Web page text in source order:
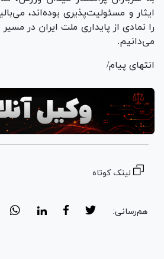
ایثار و مسئولیت‌پذیری بوده‌اند،
را نمادی از پایداری ملت ایران در مسیر
می‌دانیم.
انتهای پیام/
لینک کوتاه
هم‌رسانی: